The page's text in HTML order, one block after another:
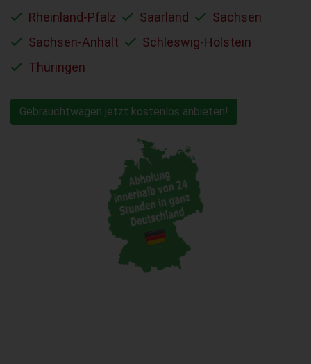
Rheinland-Pfalz
Saarland
Sachsen
Sachsen-Anhalt
Schleswig-Holstein
Thüringen
Gebrauchtwagen jetzt kostenlos anbieten!